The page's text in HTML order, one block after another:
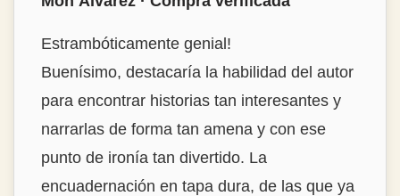
Estrambóticamente genial!
Buenísimo, destacaría la habilidad del autor
para encontrar historias tan interesantes y
narrarlas de forma tan amena y con ese
punto de ironía tan divertido. La
encuadernación en tapa dura, de las que ya